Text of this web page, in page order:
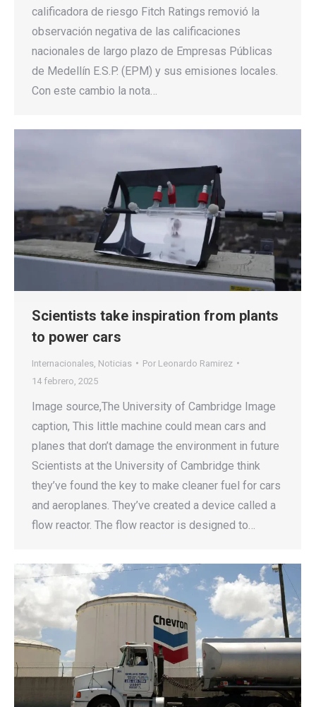
calificadora de riesgo Fitch Ratings removió la
observación negativa de las calificaciones
nacionales de largo plazo de Empresas Públicas
de Medellín E.S.P. (EPM) y sus emisiones locales.
Con este cambio la nota…
Scientists take inspiration from plants
to power cars
Internacionales Noticias Por Leonardo Ramirez
14 febrero, 2025
Image source,The University of Cambridge Image
caption, This little machine could mean cars and
planes that don’t damage the environment in future
Scientists at the University of Cambridge think
they’ve found the key to make cleaner fuel for cars
and aeroplanes. They’ve created a device called a
flow reactor. The flow reactor is designed to…